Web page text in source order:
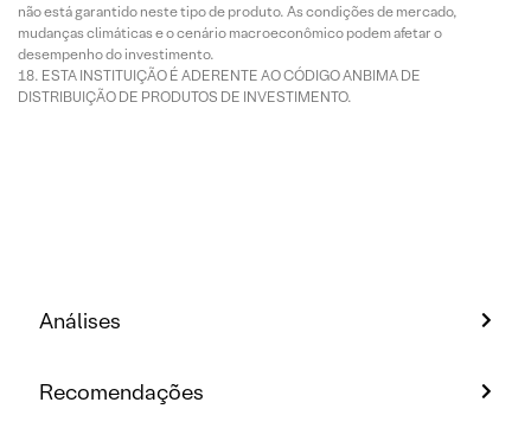
não está garantido neste tipo de produto. As condições de mercado,
mudanças climáticas e o cenário macroeconômico podem afetar o
desempenho do investimento.
ESTA INSTITUIÇÃO É ADERENTE AO CÓDIGO ANBIMA DE
DISTRIBUIÇÃO DE PRODUTOS DE INVESTIMENTO.
Análises
Recomendações